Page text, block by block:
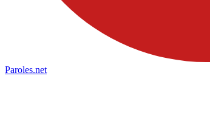
Paroles.net